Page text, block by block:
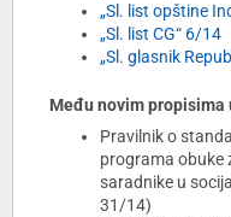
„Sl. list opštine
„Sl. list CG“ 6/14
„Sl. glasnik
Među novim propisima
Pravilnik o
programa obuke
saradnike u
31/14)